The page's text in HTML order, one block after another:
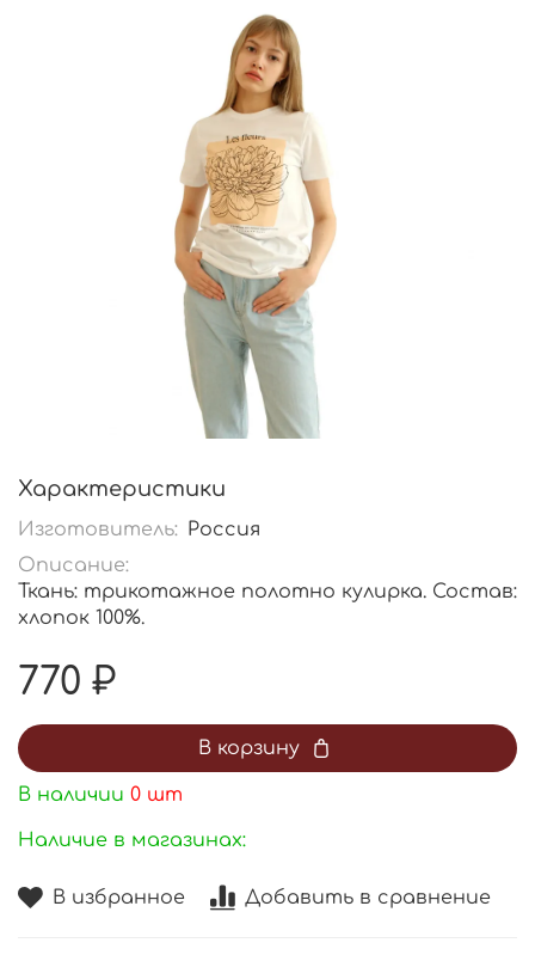
В избранное Добавить в сравнение
Характеристики
Изготовитель: Россия
Описание:
Ткань: трикотажное полотно кулирка. Состав:
хлопок 100%.
770 ₽
В корзину
В наличии 0 шт
Наличие в магазинах: